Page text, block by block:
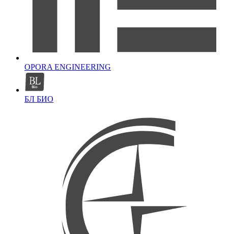
OPORA ENGINEERING
БЛ БИО